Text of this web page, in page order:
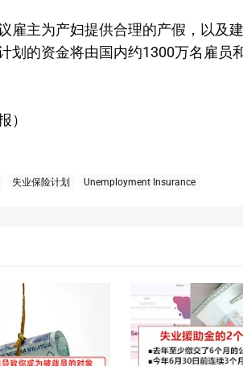
雇主为产妇提供合理的产假，以及
划的资金将由国内约1300万名雇员
）
失业保险计划 Unemployment Insurance